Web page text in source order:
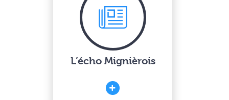
L’écho Mignièrois